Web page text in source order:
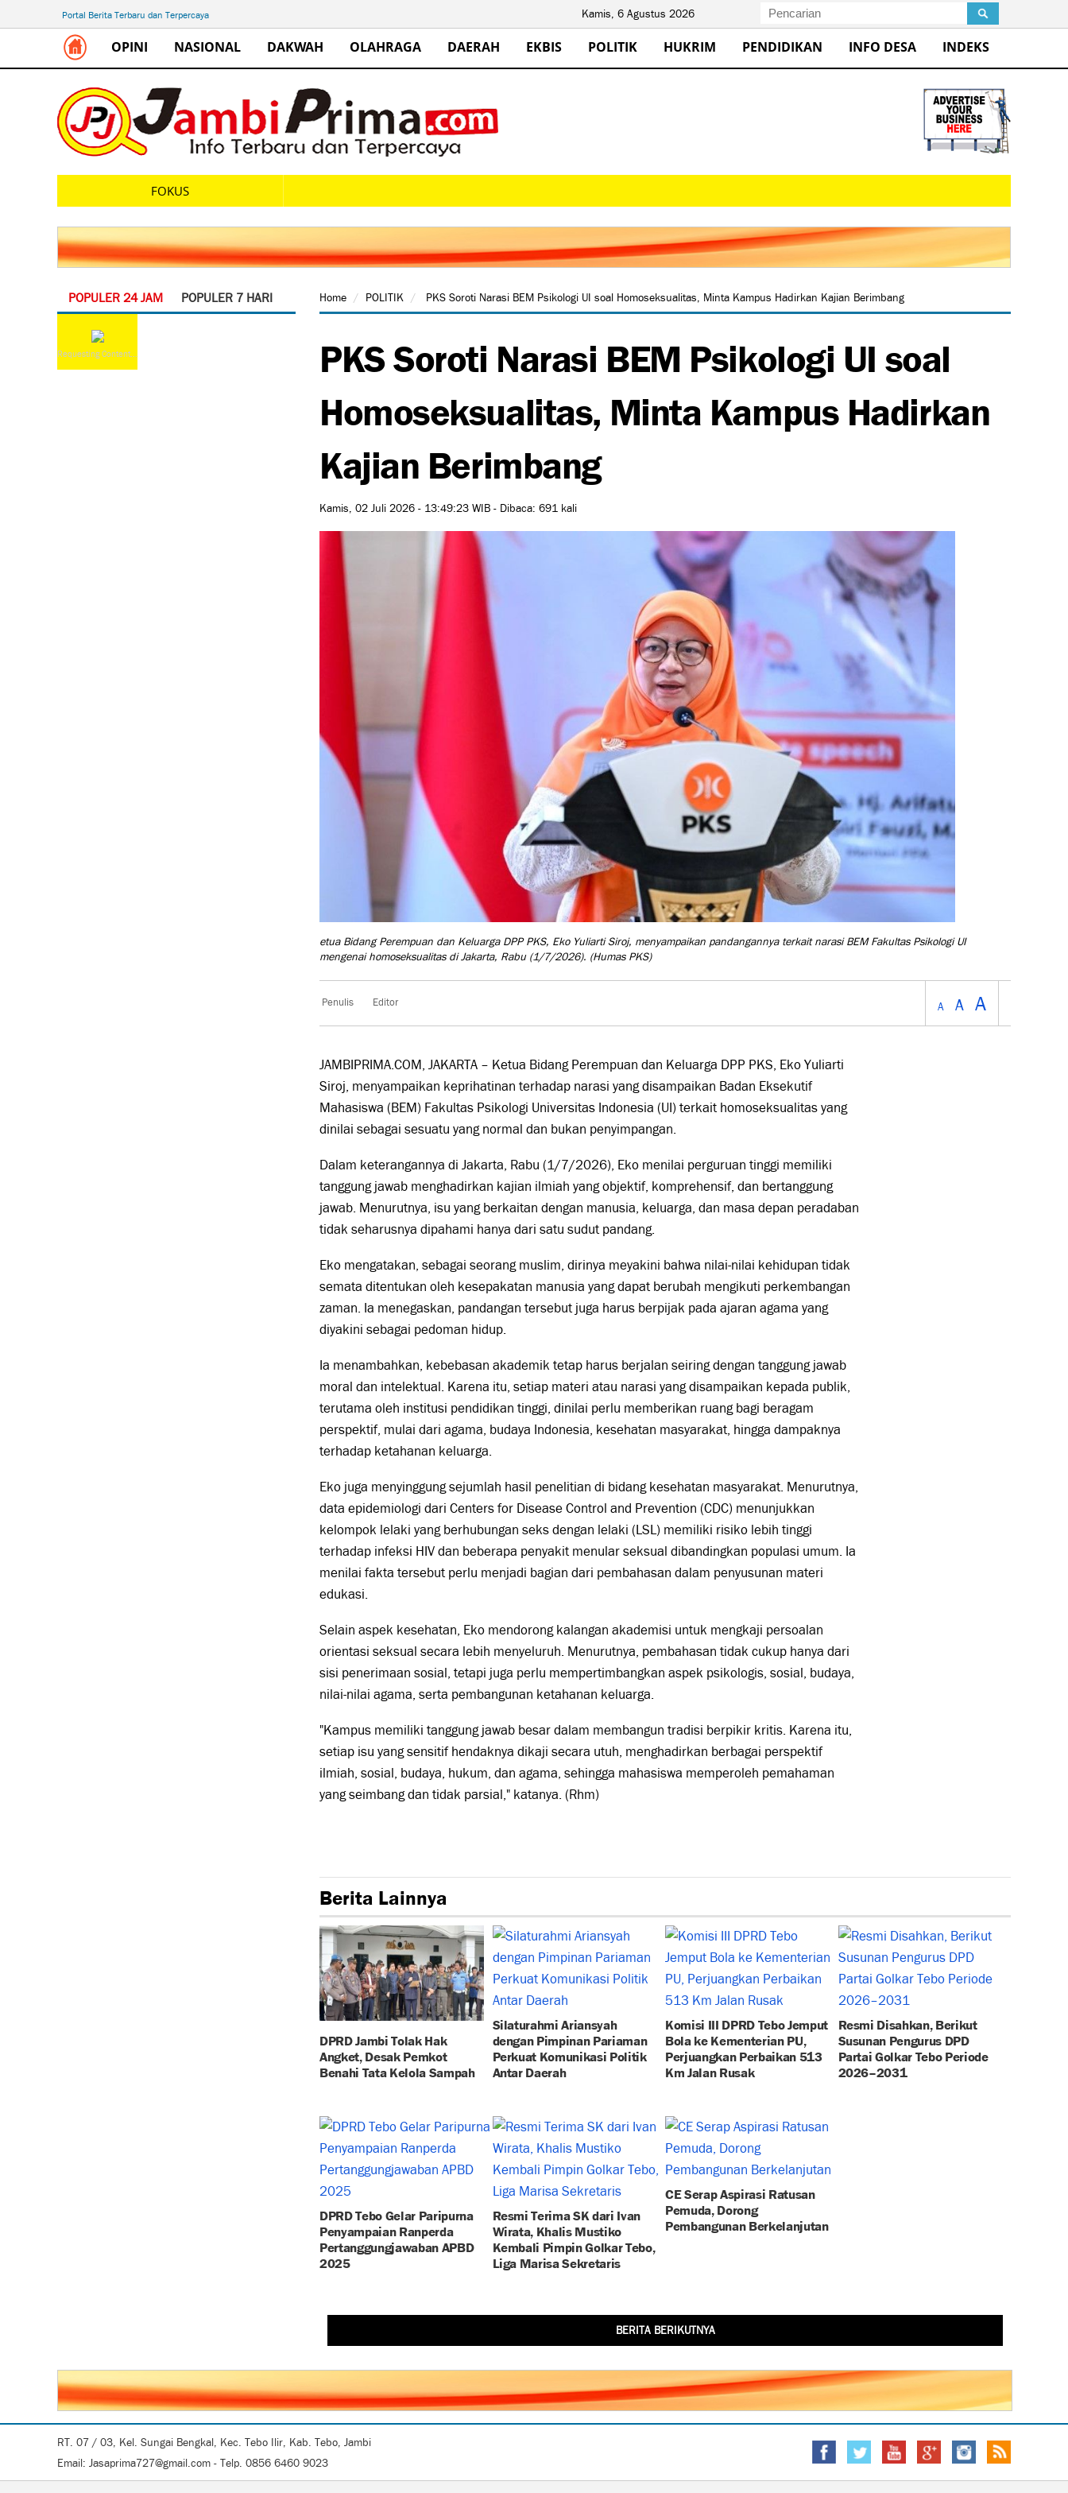
Portal Berita Terbaru dan Terpercaya Kamis, 6 Agustus 2026
OPINI NASIONAL DAKWAH OLAHRAGA DAERAH EKBIS POLITIK HUKRIM PENDIDIKAN INFO DESA INDEKS
FOKUS
POPULER 24 JAM POPULER 7 HARI
Requesting Content...
Home POLITIK PKS Soroti Narasi BEM Psikologi UI soal Homoseksualitas, Minta Kampus Hadirkan Kajian Berimbang
PKS Soroti Narasi BEM Psikologi UI soal
Homoseksualitas, Minta Kampus Hadirkan
Kajian Berimbang
Kamis, 02 Juli 2026 - 13:49:23 WIB - Dibaca: 691 kali
etua Bidang Perempuan dan Keluarga DPP PKS, Eko Yuliarti Siroj, menyampaikan pandangannya terkait narasi BEM Fakultas Psikologi UI
mengenai homoseksualitas di Jakarta, Rabu (1/7/2026). (Humas PKS)
Penulis Editor A A A
JAMBIPRIMA.COM, JAKARTA – Ketua Bidang Perempuan dan Keluarga DPP PKS, Eko Yuliarti
Siroj, menyampaikan keprihatinan terhadap narasi yang disampaikan Badan Eksekutif
Mahasiswa (BEM) Fakultas Psikologi Universitas Indonesia (UI) terkait homoseksualitas yang
dinilai sebagai sesuatu yang normal dan bukan penyimpangan.
Dalam keterangannya di Jakarta, Rabu (1/7/2026), Eko menilai perguruan tinggi memiliki
tanggung jawab menghadirkan kajian ilmiah yang objektif, komprehensif, dan bertanggung
jawab. Menurutnya, isu yang berkaitan dengan manusia, keluarga, dan masa depan peradaban
tidak seharusnya dipahami hanya dari satu sudut pandang.
Eko mengatakan, sebagai seorang muslim, dirinya meyakini bahwa nilai-nilai kehidupan tidak
semata ditentukan oleh kesepakatan manusia yang dapat berubah mengikuti perkembangan
zaman. Ia menegaskan, pandangan tersebut juga harus berpijak pada ajaran agama yang
diyakini sebagai pedoman hidup.
Ia menambahkan, kebebasan akademik tetap harus berjalan seiring dengan tanggung jawab
moral dan intelektual. Karena itu, setiap materi atau narasi yang disampaikan kepada publik,
terutama oleh institusi pendidikan tinggi, dinilai perlu memberikan ruang bagi beragam
perspektif, mulai dari agama, budaya Indonesia, kesehatan masyarakat, hingga dampaknya
terhadap ketahanan keluarga.
Eko juga menyinggung sejumlah hasil penelitian di bidang kesehatan masyarakat. Menurutnya,
data epidemiologi dari Centers for Disease Control and Prevention (CDC) menunjukkan
kelompok lelaki yang berhubungan seks dengan lelaki (LSL) memiliki risiko lebih tinggi
terhadap infeksi HIV dan beberapa penyakit menular seksual dibandingkan populasi umum. Ia
menilai fakta tersebut perlu menjadi bagian dari pembahasan dalam penyusunan materi
edukasi.
Selain aspek kesehatan, Eko mendorong kalangan akademisi untuk mengkaji persoalan
orientasi seksual secara lebih menyeluruh. Menurutnya, pembahasan tidak cukup hanya dari
sisi penerimaan sosial, tetapi juga perlu mempertimbangkan aspek psikologis, sosial, budaya,
nilai-nilai agama, serta pembangunan ketahanan keluarga.
"Kampus memiliki tanggung jawab besar dalam membangun tradisi berpikir kritis. Karena itu,
setiap isu yang sensitif hendaknya dikaji secara utuh, menghadirkan berbagai perspektif
ilmiah, sosial, budaya, hukum, dan agama, sehingga mahasiswa memperoleh pemahaman
yang seimbang dan tidak parsial," katanya. (Rhm)
Berita Lainnya
DPRD Jambi Tolak Hak
Angket, Desak Pemkot
Benahi Tata Kelola Sampah
Silaturahmi Ariansyah
dengan Pimpinan Pariaman
Perkuat Komunikasi Politik
Antar Daerah
Komisi III DPRD Tebo Jemput
Bola ke Kementerian PU,
Perjuangkan Perbaikan 513
Km Jalan Rusak
Resmi Disahkan, Berikut
Susunan Pengurus DPD
Partai Golkar Tebo Periode
2026–2031
DPRD Tebo Gelar Paripurna
Penyampaian Ranperda
Pertanggungjawaban APBD
2025
Resmi Terima SK dari Ivan
Wirata, Khalis Mustiko
Kembali Pimpin Golkar Tebo,
Liga Marisa Sekretaris
CE Serap Aspirasi Ratusan
Pemuda, Dorong
Pembangunan Berkelanjutan
BERITA BERIKUTNYA
RT. 07 / 03, Kel. Sungai Bengkal, Kec. Tebo Ilir, Kab. Tebo, Jambi
Email: Jasaprima727@gmail.com - Telp. 0856 6460 9023